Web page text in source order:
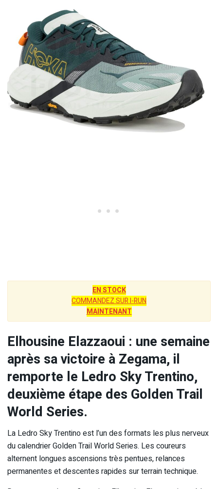
EN STOCK
COMMANDEZ SUR I-RUN
MAINTENANT
Elhousine Elazzaoui : une semaine
après sa victoire à Zegama, il
remporte le Ledro Sky Trentino,
deuxième étape des Golden Trail
World Series.
La Ledro Sky Trentino est l’un des formats les plus nerveux
du calendrier Golden Trail World Series. Les coureurs
alternent longues ascensions très pentues, relances
permanentes et descentes rapides sur terrain technique.